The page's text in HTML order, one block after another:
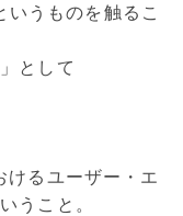
いうものを触るこ
として
るユーザー・エ
うこと。